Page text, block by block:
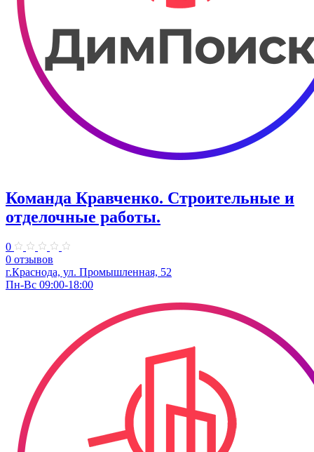
Команда Кравченко. Строительные и
отделочные работы.
0
0 отзывов
г.Краснода, ул. Промышленная, 52
Пн-Вс 09:00-18:00